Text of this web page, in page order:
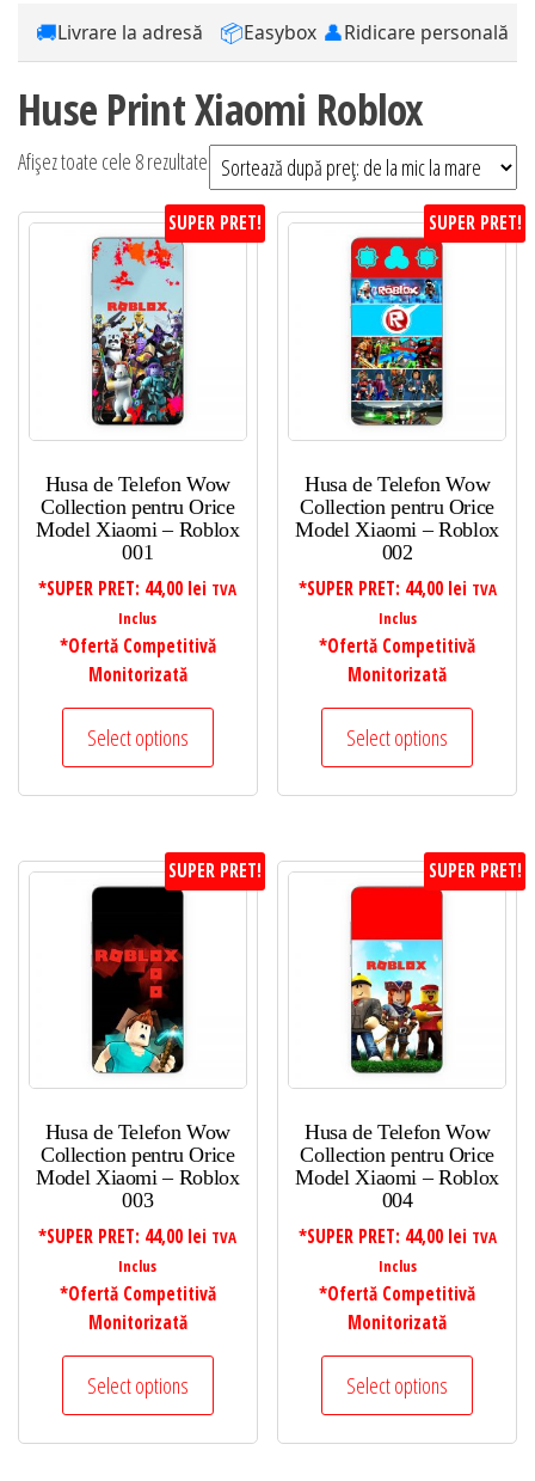
🚚Livrare la adresă 📦Easybox 👤Ridicare personală
Huse Print Xiaomi Roblox
Afișez toate cele 8 rezultate Sortat
după
preț:
SUPER PRET!
Husa de Telefon Wow
Collection pentru Orice
Model Xiaomi – Roblox
001
*SUPER PRET: 44,00 lei TVA
Inclus
*Ofertă Competitivă
Monitorizată
Select options
SUPER PRET!
Husa de Telefon Wow
Collection pentru Orice
Model Xiaomi – Roblox
002
*SUPER PRET: 44,00 lei TVA
Inclus
*Ofertă Competitivă
Monitorizată
Select options
SUPER PRET!
Husa de Telefon Wow
Collection pentru Orice
Model Xiaomi – Roblox
003
*SUPER PRET: 44,00 lei TVA
Inclus
*Ofertă Competitivă
Monitorizată
Select options
SUPER PRET!
Husa de Telefon Wow
Collection pentru Orice
Model Xiaomi – Roblox
004
*SUPER PRET: 44,00 lei TVA
Inclus
*Ofertă Competitivă
Monitorizată
Select options